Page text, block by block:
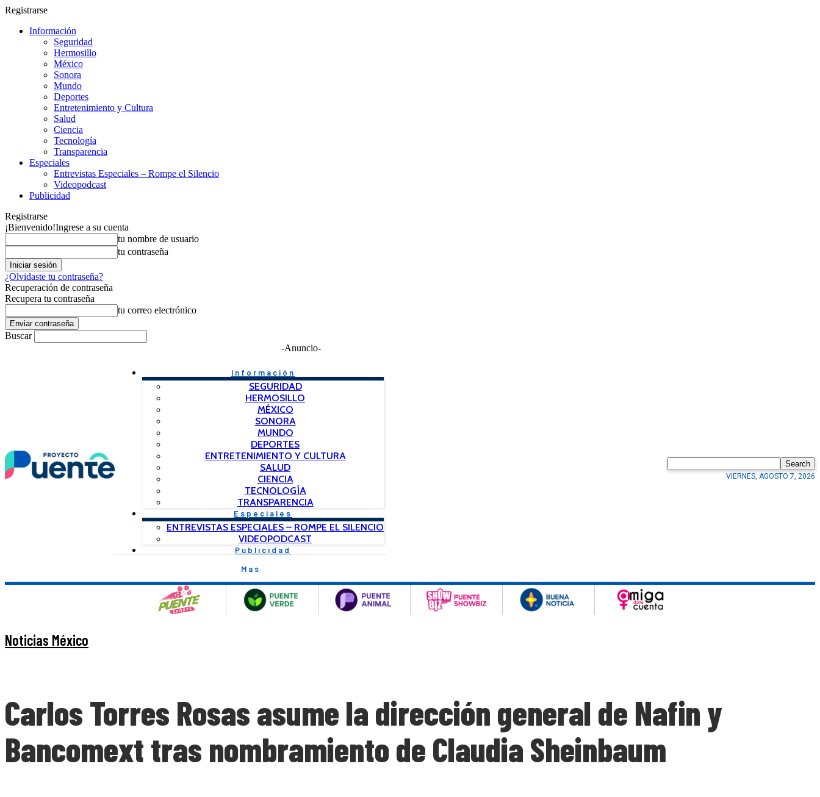
Registrarse
Información
Seguridad
Hermosillo
México
Sonora
Mundo
Deportes
Entretenimiento y Cultura
Salud
Ciencia
Tecnología
Transparencia
Especiales
Entrevistas Especiales – Rompe el Silencio
Videopodcast
Publicidad
Registrarse
¡Bienvenido!Ingrese a su cuenta
tu nombre de usuario
tu contraseña
¿Olvidaste tu contraseña?
Recuperación de contraseña
Recupera tu contraseña
tu correo electrónico
Buscar
-Anuncio-
Información
SEGURIDAD
HERMOSILLO
MÉXICO
SONORA
MUNDO
DEPORTES
ENTRETENIMIENTO Y CULTURA
SALUD
CIENCIA
TECNOLOGÍA
TRANSPARENCIA
Especiales
ENTREVISTAS ESPECIALES – ROMPE EL SILENCIO
VIDEOPODCAST
Publicidad
Mas
Search
VIERNES, AGOSTO 7, 2026
Noticias México
Carlos Torres Rosas asume la dirección general de Nafin y
Bancomext tras nombramiento de Claudia Sheinbaum